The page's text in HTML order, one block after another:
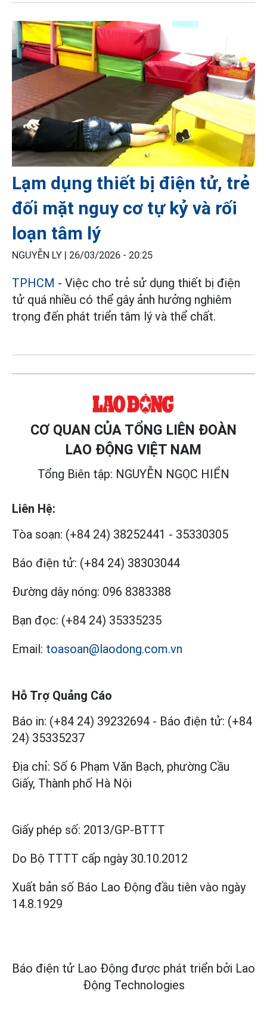
Lạm dụng thiết bị điện tử, trẻ
đối mặt nguy cơ tự kỷ và rối
loạn tâm lý
NGUYỄN LY | 26/03/2026 - 20:25
TPHCM - Việc cho trẻ sử dụng thiết bị điện
tử quá nhiều có thể gây ảnh hưởng nghiêm
trọng đến phát triển tâm lý và thể chất.
CƠ QUAN CỦA TỔNG LIÊN ĐOÀN
LAO ĐỘNG VIỆT NAM
Tổng Biên tập: NGUYỄN NGỌC HIỂN
Liên Hệ:
Tòa soạn: (+84 24) 38252441 - 35330305
Báo điện tử: (+84 24) 38303044
Đường dây nóng: 096 8383388
Bạn đọc: (+84 24) 35335235
Email: toasoan@laodong.com.vn
Hỗ Trợ Quảng Cáo
Báo in: (+84 24) 39232694 - Báo điện tử: (+84
24) 35335237
Địa chỉ: Số 6 Phạm Văn Bạch, phường Cầu
Giấy, Thành phố Hà Nội
Giấy phép số: 2013/GP-BTTT
Do Bộ TTTT cấp ngày 30.10.2012
Xuất bản số Báo Lao Động đầu tiên vào ngày
14.8.1929
Báo điện tử Lao Động được phát triển bởi Lao
Động Technologies